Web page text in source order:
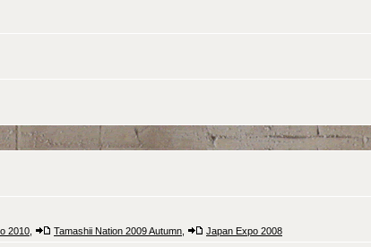
2010 Tamashii Nation 2009 Autumn Japan Expo 2008